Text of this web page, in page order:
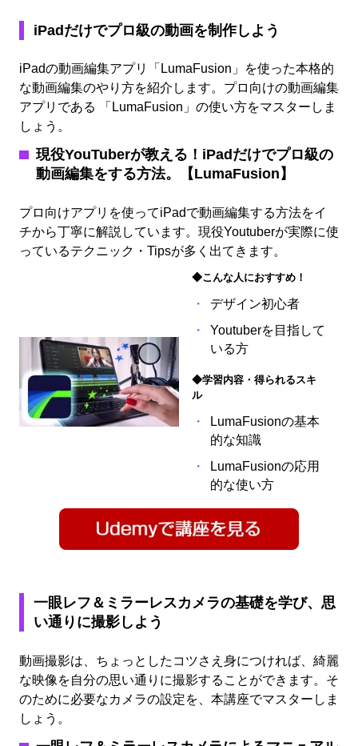
iPadだけでプロ級の動画を制作しよう
iPadの動画編集アプリ「LumaFusion」を使った本格的
な動画編集のやり方を紹介します。プロ向けの動画編集
アプリである 「LumaFusion」の使い方をマスターしま
しょう。
現役YouTuberが教える！iPadだけでプロ級の
動画編集をする方法。【LumaFusion】
プロ向けアプリを使ってiPadで動画編集する方法をイ
チから丁寧に解説しています。現役Youtuberが実際に使
っているテクニック・Tipsが多く出てきます。
◆こんな人におすすめ！
デザイン初心者
Youtuberを目指して
いる方
◆学習内容・得られるスキ
ル
LumaFusionの基本
的な知識
LumaFusionの応用
的な使い方
一眼レフ＆ミラーレスカメラの基礎を学び、思
い通りに撮影しよう
動画撮影は、ちょっとしたコツさえ身につければ、綺麗
な映像を自分の思い通りに撮影することができます。そ
のために必要なカメラの設定を、本講座でマスターしま
しょう。